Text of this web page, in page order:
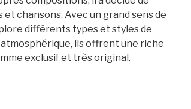
chansons. Avec un grand sens de
différents types et styles de
ils offrent une riche
exclusif et très original.